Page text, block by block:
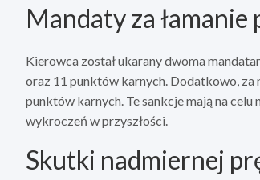
Mandaty za łamanie
Kierowca został ukarany dwoma
oraz 11 punktów karnych. Dodatkowo, za
punktów karnych. Te sankcje mają na
wykroczeń w przyszłości.
Skutki nadmiernej